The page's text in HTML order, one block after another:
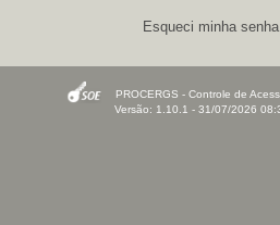
Esqueci minha senha
PROCERGS - Controle de
Versão: 1.10.1 - 31/07/2026